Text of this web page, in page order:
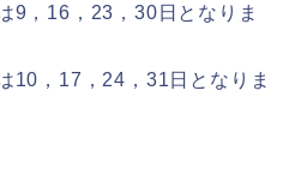
9，16，23，30日となりま
10，17，24，31日となりま